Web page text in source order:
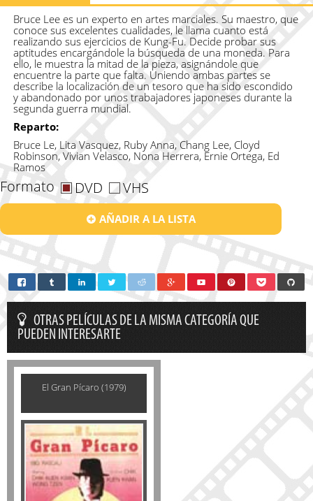
Bruce Lee es un experto en artes marciales. Su maestro, que
conoce sus excelentes cualidades, le llama cuanto está
realizando sus ejercicios de Kung-Fu. Decide probar sus
aptitudes encargándole la búsqueda de una moneda. Para
ello, le muestra la mitad de la pieza, asignándole que
encuentre la parte que falta. Uniendo ambas partes se
describe la localización de un tesoro que ha sido escondido
y abandonado por unos trabajadores japoneses durante la
segunda guerra mundial.
Reparto:
Bruce Le, Lita Vasquez, Ruby Anna, Chang Lee, Cloyd
Robinson, Vivian Velasco, Nona Herrera, Ernie Ortega, Ed
Ramos
Formato DVD VHS
AÑADIR A LA LISTA
OTRAS PELÍCULAS DE LA MISMA CATEGORÍA QUE
PUEDEN INTERESARTE
El Gran Pícaro (1979)